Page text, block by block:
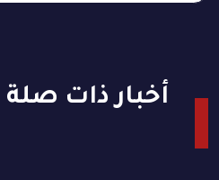
أخبار ذات صلة